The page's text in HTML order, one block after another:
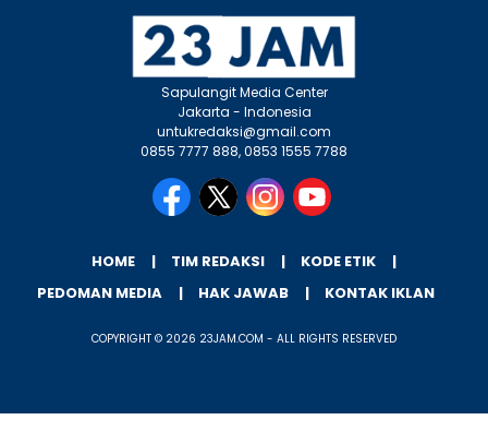
Sapulangit Media Center
Jakarta - Indonesia
untukredaksi@gmail.com
0855 7777 888, 0853 1555 7788
HOME TIM REDAKSI
KODE ETIK
PEDOMAN MEDIA
HAK JAWAB KONTAK IKLAN
COPYRIGHT © 2026 23JAM.COM - ALL RIGHTS RESERVED